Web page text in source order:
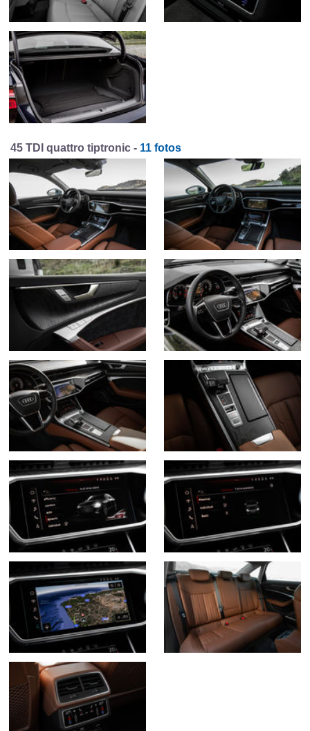
45 TDI quattro tiptronic - 11 fotos